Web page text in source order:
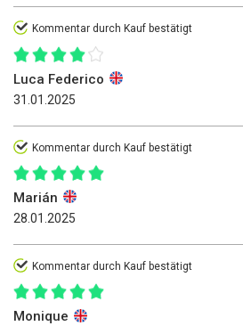
Kommentar durch Kauf bestätigt
Luca Federico
31.01.2025
Kommentar durch Kauf bestätigt
Marián
28.01.2025
Kommentar durch Kauf bestätigt
Monique